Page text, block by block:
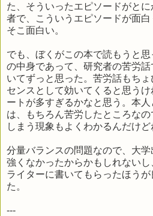
た、そういったエピソードがと
者で、こういうエピソードが面
そこ面白い。
でも、ぼくがこの本で読もうと
の中身であって、研究者の苦労
いてずっと思った。苦労話もち
センスとして効いてくると思う
ートが多すぎるかなと思う。本
は、もちろん苦労したところな
しまう現象もよくわかるんだけ
分量バランスの問題なので、大
強くなかったからかもしれない
ライターに書いてもらったほう
た。
---